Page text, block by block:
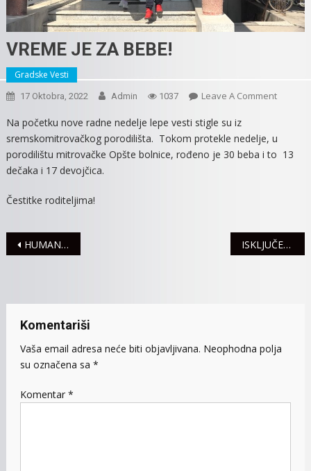
VREME JE ZA BEBE!
Gradske Vesti
17 Oktobra, 2022 Admin 1037 Leave A CommentOn
ZA
BEBE!
Na početku nove radne nedelje lepe vesti stigle su iz
sremskomitrovačkog porodilišta. Tokom protekle nedelje, u
porodilištu mitrovačke Opšte bolnice, rođeno je 30 beba i to 13
dečaka i 17 devojčica.
Čestitke roditeljima!
Navigacija
HUMANITARNA AKCIJA FUDBALERA RADNIČKOG ISKLJUČENJA STRUJE ZA UTORAK, 18. OKTOBAR
Komentariši
Vaša email adresa neće biti objavljivana. Neophodna polja
su označena sa *
Komentar *